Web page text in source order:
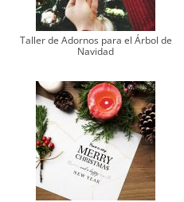
Taller de Adornos para el Árbol de
Navidad